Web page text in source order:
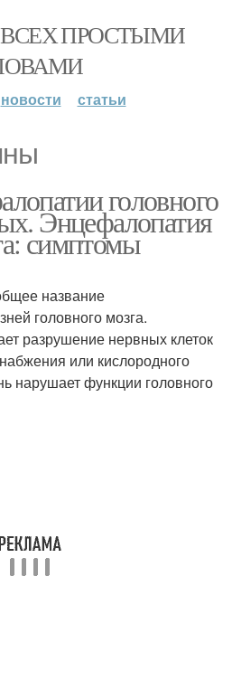
ПРОСТЫМИ
новости статьи
головного
Энцефалопатия
симптомы
название
головного мозга.
разрушение нервных клеток
или кислородного
нарушает функции головного